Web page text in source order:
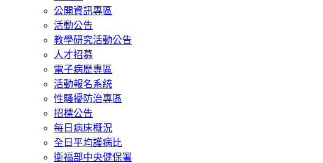
公開資訊專區
活動公告
教學研究活動公告
人才招募
電子病歷專區
活動報名系統
性騷擾防治專區
招標公告
每日病床概況
全日平均護病比
衛福部中央健保署